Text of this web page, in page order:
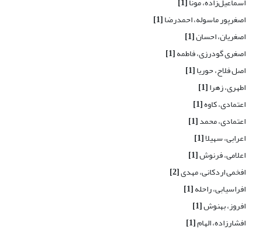
اصغرپور ماسوله، احمدرضا[1]
اصغریان، احسان[1]
اصغری گودرزی، فاطمه[1]
اصل فلاح، حوریا[1]
اطهری، زهرا[1]
اعتمادی، کاوه[1]
اعتمادی، محمد[1]
اعرابی، سهیلا[1]
اعلامی، فرنوش[1]
افخمی اردکانی، مهدی[2]
افراسیابی، راحله[1]
افروز، بهنوش[1]
افشارزاده، الهام[1]